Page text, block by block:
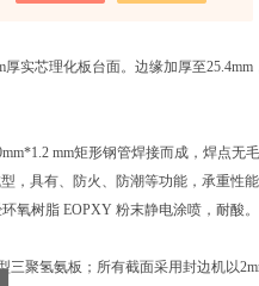
实芯理化板台面。边缘加厚至
mm矩形钢管焊接而成，焊点
，具有、防火、防潮等功能，承重性
氧树脂 EOPXY 粉末静电涂喷，耐酸。
三聚氢氨板；所有截面采用封边机以